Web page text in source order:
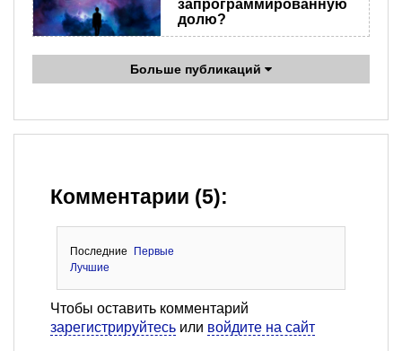
запрограммированную
долю?
Больше публикаций
Комментарии (5):
Последние
Первые
Лучшие
Чтобы оставить комментарий
зарегистрируйтесь или войдите на сайт